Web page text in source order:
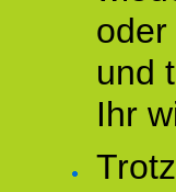
und
Ihr